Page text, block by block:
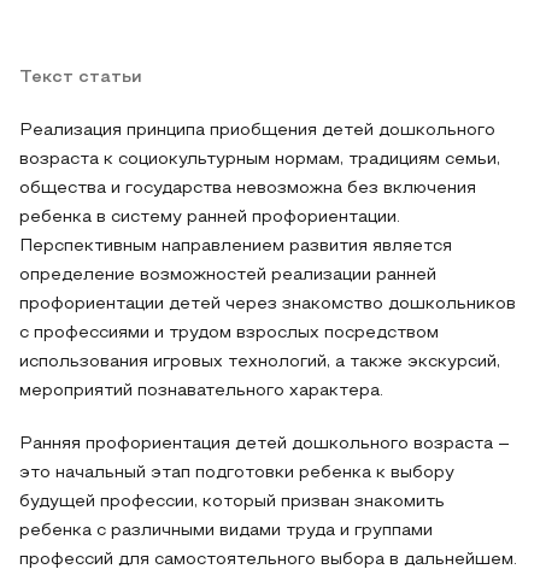
Текст статьи
Реализация принципа приобщения детей дошкольного
возраста к социокультурным нормам, традициям семьи,
общества и государства невозможна без включения
ребенка в систему ранней профориентации.
Перспективным направлением развития является
определение возможностей реализации ранней
профориентации детей через знакомство дошкольников
с профессиями и трудом взрослых посредством
использования игровых технологий, а также экскурсий,
мероприятий познавательного характера.
Ранняя профориентация детей дошкольного возраста –
это начальный этап подготовки ребенка к выбору
будущей профессии, который призван знакомить
ребенка с различными видами труда и группами
профессий для самостоятельного выбора в дальнейшем.